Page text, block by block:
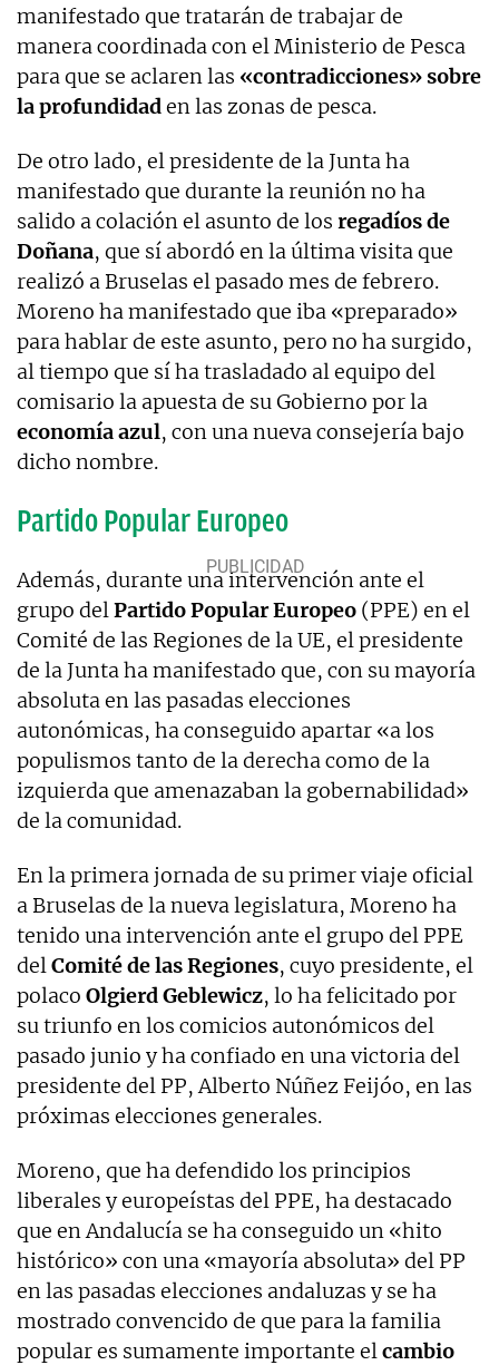
manifestado que tratarán de trabajar de
manera coordinada con el Ministerio de Pesca
para que se aclaren las «contradicciones» sobre
la profundidaden las zonas de pesca.
De otro lado, el presidente de la Junta ha
manifestado que durante la reunión no ha
salido a colación el asunto de los regadíos de
Doñana, que sí abordó en la última visita que
realizó a Bruselas el pasado mes de febrero.
Moreno ha manifestado que iba «preparado»
para hablar de este asunto, pero no ha surgido,
al tiempo que sí ha trasladado al equipo del
comisario la apuesta de su Gobierno por la
economía azul, con una nueva consejería bajo
dicho nombre.
Partido Popular Europeo
Además, durante una intervención ante el
grupo delPartido Popular Europeo (PPE) en el
Comité de las Regiones de la UE, el presidente
de la Junta ha manifestado que, con su mayoría
absoluta en las pasadas elecciones
autonómicas, ha conseguido apartar «a los
populismos tanto de la derecha como de la
izquierda que amenazaban la gobernabilidad»
de la comunidad.
En la primera jornada de su primer viaje oficial
a Bruselas de la nueva legislatura, Moreno ha
tenido una intervención ante el grupo del PPE
delComité de las Regiones, cuyo presidente, el
polaco Olgierd Geblewicz, lo ha felicitado por
su triunfo en los comicios autonómicos del
pasado junio y ha confiado en una victoria del
presidente del PP, Alberto Núñez Feijóo, en las
próximas elecciones generales.
Moreno, que ha defendido los principios
liberales y europeístas del PPE, ha destacado
que en Andalucía se ha conseguido un «hito
histórico» con una «mayoría absoluta» del PP
en las pasadas elecciones andaluzas y se ha
mostrado convencido de que para la familia
popular es sumamente importante elcambio